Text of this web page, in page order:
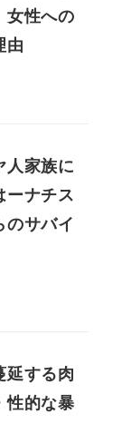
女性への
由
人家族に
ーナチス
のサバイ
延する肉
性的な暴